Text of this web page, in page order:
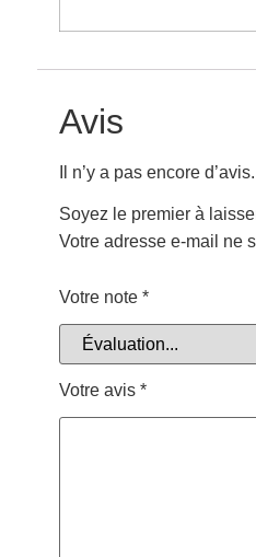
Avis
Il n’y a pas encore d’avis.
Soyez le premier à
Votre adresse e-mail ne
Votre note *
Votre avis *